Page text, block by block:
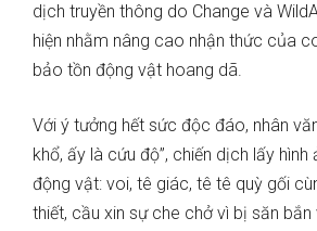
dịch truyền thông do Change và
hiện nhằm nâng cao nhận thức của
bảo tồn động vật hoang dã.
Với ý tưởng hết sức độc đáo, nhân
khổ, ấy là cứu độ”, chiến dịch lấy
động vật: voi, tê giác, tê tê quỳ gối
thiết, cầu xin sự che chở vì bị săn bắn